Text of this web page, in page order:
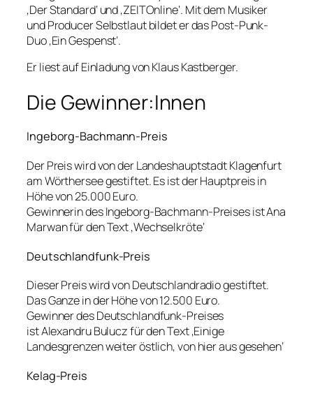
‚Der Standard‘ und ‚ZEITOnline‘. Mit dem Musiker
und Producer Selbstlaut bildet er das Post-Punk-
Duo ‚Ein Gespenst‘.
Er liest auf Einladung von Klaus Kastberger.
Die Gewinner:Innen
Ingeborg-Bachmann-Preis
Der Preis wird von der Landeshauptstadt Klagenfurt
am Wörthersee gestiftet. Es ist der Hauptpreis in
Höhe von 25.000 Euro.
Gewinnerin des Ingeborg-Bachmann-Preises ist Ana
Marwan für den Text ‚Wechselkröte‘
Deutschlandfunk-Preis
Dieser Preis wird von Deutschlandradio gestiftet.
Das Ganze in der Höhe von 12.500 Euro.
Gewinner des Deutschlandfunk-Preises
ist Alexandru Bulucz für den Text ‚Einige
Landesgrenzen weiter östlich, von hier aus gesehen‘
Kelag-Preis